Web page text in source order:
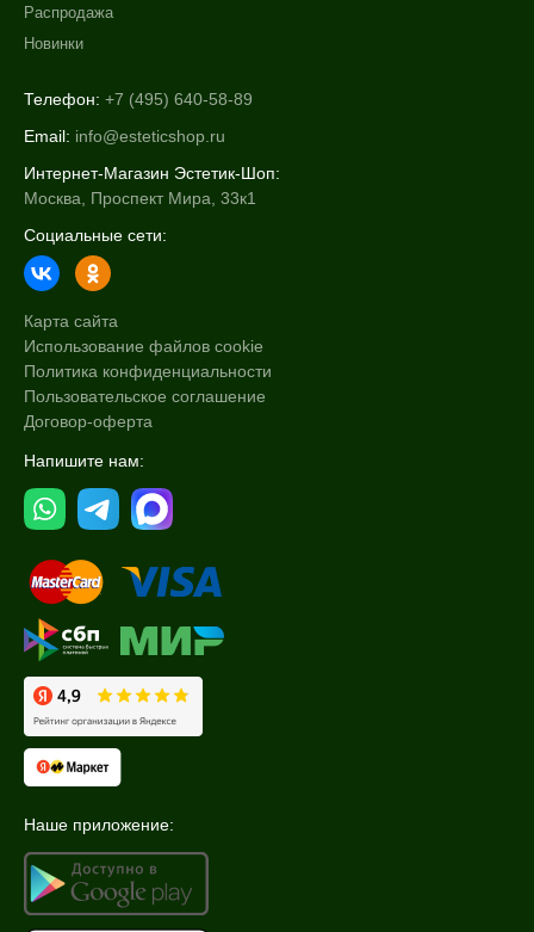
Область применения
Вокруг глаз
Показать еще
фл
флакон
Ингредиенты
DMAE
Аргирелин
Витамин C
Показать еще
Процедура
Биорепарация
Мезотерапия
Флакон
Шприц
Распродажа
Новинки
Телефон: +7 (495) 640-58-89
Email: info@esteticshop.ru
Интернет-Магазин Эстетик-Шоп:
Москва, Проспект Мира, 33к1
Социальные сети:
Карта сайта
Использование файлов cookie
Политика конфиденциальности
Пользовательское соглашение
Договор-оферта
Напишите нам:
Наше приложение: